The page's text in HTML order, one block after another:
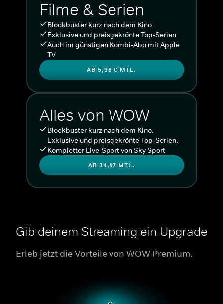
Filme & Serien
Blockbuster kurz nach dem Kino
Exklusive und preisgekrönte Top-Serien
Auch im günstigen Kombi-Abo mit Apple
TV
AB 5,98 € MTL.
Alles von WOW
Blockbuster kurz nach dem Kino.
Exklusive und preisgekrönte Top-Serien.
Kompletter Live-Sport von Sky Sport
AB 34,97 MTL.
Gib deinem Streaming ein Upgrade
Erleb jetzt die Vorteile von WOW Premium.